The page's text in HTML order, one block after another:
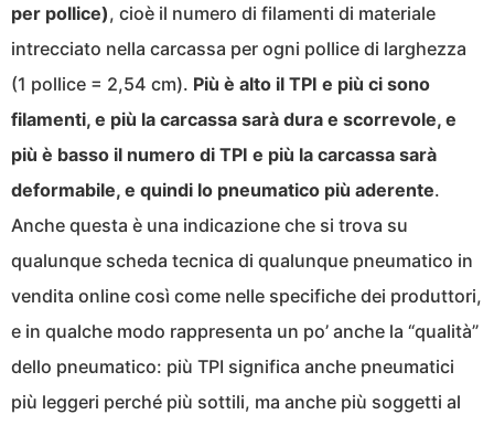
per pollice), cioè il numero di filamenti di materiale
intrecciato nella carcassa per ogni pollice di larghezza
(1 pollice = 2,54 cm). Più è alto il TPI e più ci sono
filamenti, e più la carcassa sarà dura e scorrevole, e
più è basso il numero di TPI e più la carcassa sarà
deformabile, e quindi lo pneumatico più aderente.
Anche questa è una indicazione che si trova su
qualunque scheda tecnica di qualunque pneumatico in
vendita online così come nelle specifiche dei produttori,
e in qualche modo rappresenta un po’ anche la “qualità”
dello pneumatico: più TPI significa anche pneumatici
più leggeri perché più sottili, ma anche più soggetti al